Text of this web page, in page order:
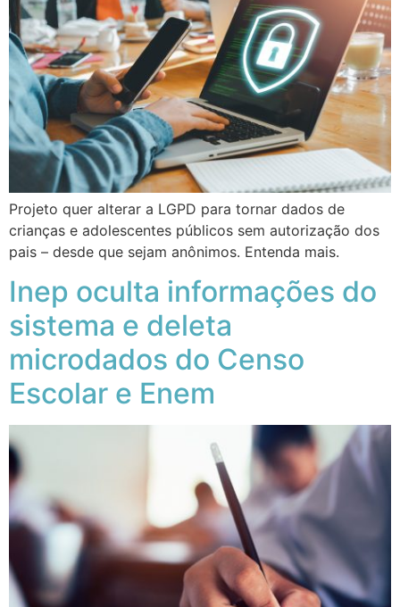
Projeto quer alterar a LGPD para tornar dados de
crianças e adolescentes públicos sem autorização dos
pais – desde que sejam anônimos. Entenda mais.
Inep oculta informações do
sistema e deleta
microdados do Censo
Escolar e Enem